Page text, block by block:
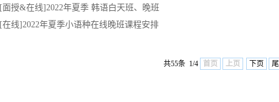
[面授&在线]2022年夏季 韩语白天班、晚班
[在线]2022年夏季小语种在线晚班课程安排
共55条 1/4 首页 上页 下页